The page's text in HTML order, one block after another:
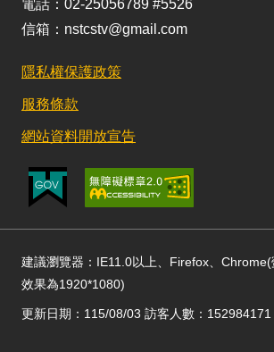
電話：02-25056789 #5526
信箱：nstcstv@gmail.com
隱私權保護政策
服務條款
網站資料開放宣告
建議瀏覽器：IE11.0以上、Firefox、
效果為1920*1080)
更新日期：115/08/03 訪客人數：152984171